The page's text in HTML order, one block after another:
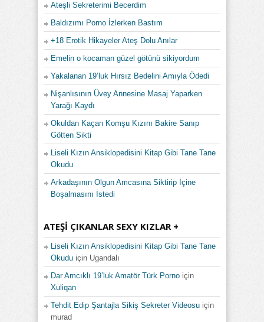
Ateşli Sekreterimi Becerdim
Baldızımı Porno İzlerken Bastım
+18 Erotik Hikayeler Ateş Dolu Anılar
Emelin o kocaman güzel götünü sikiyordum
Yakalanan 19’luk Hırsız Bedelini Amıyla Ödedi
Nişanlısının Üvey Annesine Masaj Yaparken
Yarağı Kaydı
Okuldan Kaçan Komşu Kızını Bakire Sanıp
Götten Sikti
Liseli Kızın Ansiklopedisini Kitap Gibi Tane Tane
Okudu
Arkadaşının Olgun Amcasına Siktirip İçine
Boşalmasını İstedi
ATEŞI ÇIKANLAR SEXY KIZLAR +
Liseli Kızın Ansiklopedisini Kitap Gibi Tane Tane
Okudu için Ugandalı
Dar Amcıklı 19’luk Amatör Türk Porno için
Xuliqan
Tehdit Edip Şantajla Sikiş Sekreter Videosu için
murad